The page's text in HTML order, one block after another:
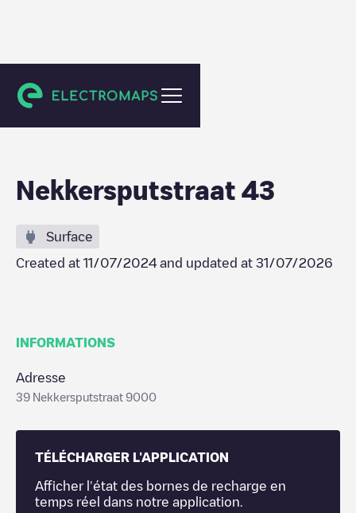
Gent
Nekkersputstraat 43
Surface
Created at 11/07/2024 and updated at 31/07/2026
INFORMATIONS
Adresse
39 Nekkersputstraat 9000
TÉLÉCHARGER L'APPLICATION
Afficher l'état des bornes de recharge en
temps réel dans notre application.